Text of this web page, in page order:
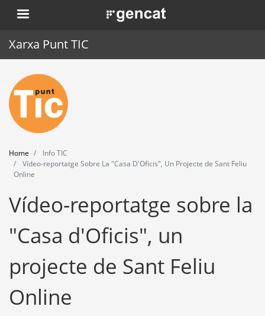
Skip
to
. Obre en una nova finestra.
Xarxa Punt TIC
Home
Punt TIC
News
Events
Tools
Home
Info TIC
Vídeo-reportatge Sobre La "Casa D'Oficis", Un Projecte de Sant Feliu
Online
Vídeo-reportatge sobre la
"Casa d'Oficis", un
projecte de Sant Feliu
Online